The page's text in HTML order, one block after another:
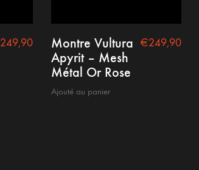
249,90
Montre Vultura
Apyrit – Mesh
Métal Or Rose
Ajouté au panier
€249,90